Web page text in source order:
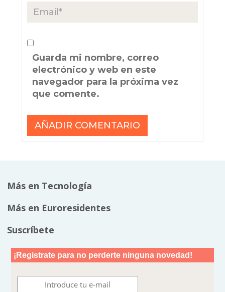
Guarda mi nombre, correo
electrónico y web en este
navegador para la próxima vez
que comente.
Más en Tecnología
Más en Euroresidentes
Suscríbete